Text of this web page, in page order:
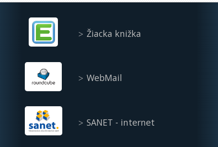
Žiacka knižka
WebMail
SANET - internet